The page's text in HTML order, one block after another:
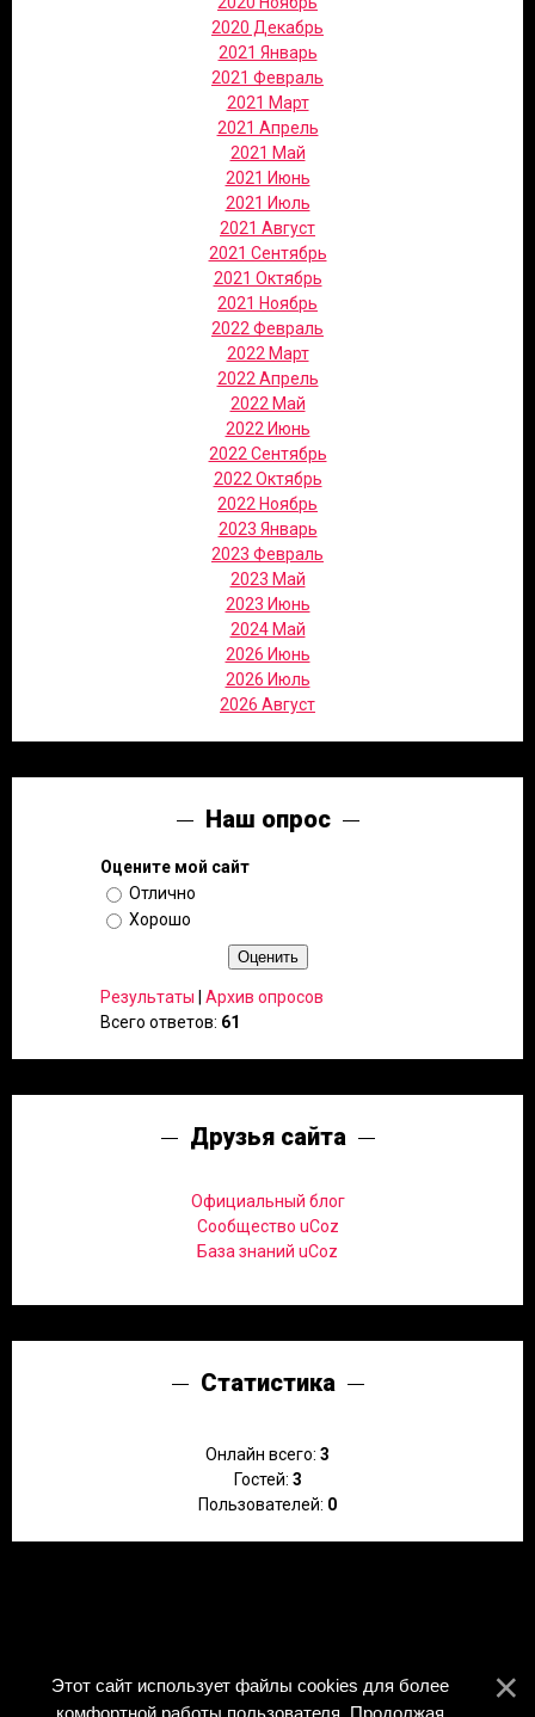
2020 Декабрь
2021 Январь
2021 Февраль
2021 Март
2021 Апрель
2021 Май
2021 Июнь
2021 Июль
2021 Август
2021 Сентябрь
2021 Октябрь
2021 Ноябрь
2022 Февраль
2022 Март
2022 Апрель
2022 Май
2022 Июнь
2022 Сентябрь
2022 Октябрь
2022 Ноябрь
2023 Январь
2023 Февраль
2023 Май
2023 Июнь
2024 Май
2026 Июнь
2026 Июль
2026 Август
Наш опрос
Оцените мой сайт
Отлично
Хорошо
Результаты | Архив опросов
Всего ответов: 61
Друзья сайта
Официальный блог
Сообщество uCoz
База знаний uCoz
Статистика
Онлайн всего: 3
Гостей: 3
Пользователей: 0
Этот сайт использует файлы cookies для более
комфортной работы пользователя. Продолжая